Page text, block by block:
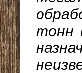
тонн